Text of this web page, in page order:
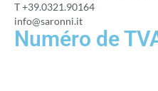
T +39.0321.90164
info@saronni.it
Numéro de